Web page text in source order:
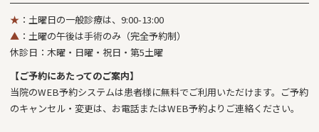
★ ：土曜日の一般診療は、9:00-13:00
▲ ：土曜の午後は手術のみ（完全予約制）
休診日：木曜・日曜・祝日・第5土曜
【ご予約にあたってのご案内】
当院のWEB予約システムは患者様に無料でご利用いただけます。ご予約
のキャンセル・変更は、お電話またはWEB予約よりご連絡ください。